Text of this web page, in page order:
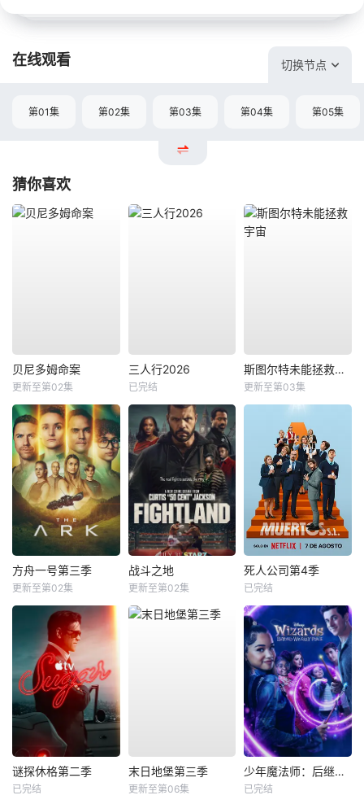
在线观看 切换节点
第01集 第02集 第03集 第04集 第05集
猜你喜欢
贝尼多姆命案
更新至第02集
三人行2026
已完结
斯图尔特未能拯救宇宙
更新至第03集
方舟一号第三季
更新至第02集
战斗之地
更新至第02集
死人公司第4季
已完结
谜探休格第二季
已完结
末日地堡第三季
更新至第06集
少年魔法师：后继者第三季
已完结